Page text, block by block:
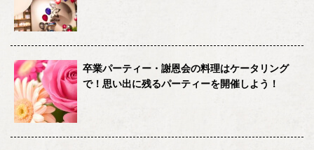
卒業パーティー・謝恩会の料理はケータリング
で！思い出に残るパーティーを開催しよう！